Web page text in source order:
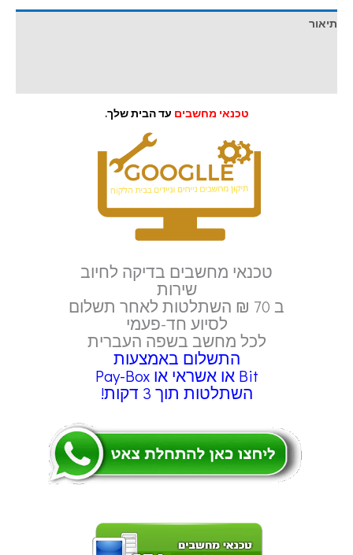
תיאור
טכנאי מחשבים עד הבית שלך.
טכנאי מחשבים בדיקה לחיוב
שירות
ב 70 ₪ השתלטות לאחר תשלום
לסיוע חד-פעמי
לכל מחשב בשפה העברית
התשלום באמצעות
Bit או אשראי או Pay-Box
השתלטות תוך 3 דקות!